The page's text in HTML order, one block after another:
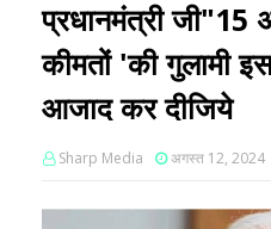
प्रधानमंत्री जी"15
कीमतों 'की गुलामी
आजाद कर दीजिये
Sharp Media अगस्त 12, 2024